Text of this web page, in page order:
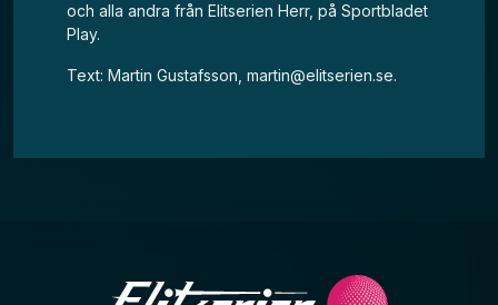
och alla andra från Elitserien Herr, på Sportbladet
Play.
Text: Martin Gustafsson, martin@elitserien.se.